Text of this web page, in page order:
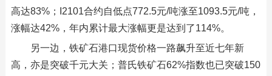
高达83%；I2101合约自低点772.5元/吨涨至1093.5元/吨，
涨幅达42%，年内累计最大涨幅更是达到了114%。
另一边，铁矿石港口现货价格一路飙升至近七年新
高，亦是突破千元大关；普氏铁矿石62%指数也已突破150